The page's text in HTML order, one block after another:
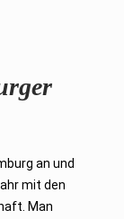
an und
mit den
Man